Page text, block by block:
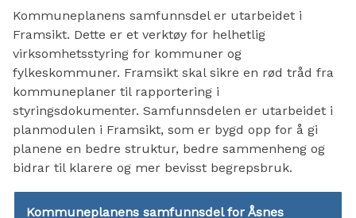
Kommuneplanens samfunnsdel er utarbeidet i
Framsikt. Dette er et verktøy for helhetlig
virksomhetsstyring for kommuner og
fylkeskommuner. Framsikt skal sikre en rød tråd fra
kommuneplaner til rapportering i
styringsdokumenter. Samfunnsdelen er utarbeidet i
planmodulen i Framsikt, som er bygd opp for å gi
planene en bedre struktur, bedre sammenheng og
bidrar til klarere og mer bevisst begrepsbruk.
Kommuneplanens samfunnsdel for Åsnes